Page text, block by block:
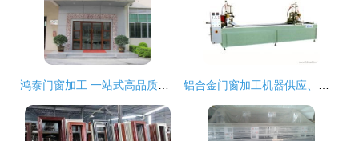
鸿泰门窗加工 一站式高品质铝合金门窗选购指南 铝合金门窗加工机器供应、批发与选购指南